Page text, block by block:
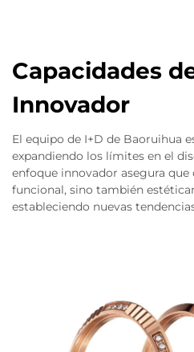
Capacidades
Innovador
El equipo de I+D de Baoruihua
expandiendo los límites en el
enfoque innovador asegura que
funcional, sino también
estableciendo nuevas